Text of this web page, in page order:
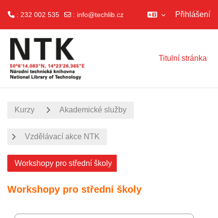
: 232 002 535 : info@techlib.cz Přihlášení
Titulní stránka
Kurzy Akademické služby
Vzdělávací akce NTK
Workshopy pro střední školy
Workshopy pro střední školy